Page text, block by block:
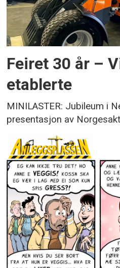
Feiret 30 år –
etablerte
MINILASTER: Jubileum i
presentasjon av